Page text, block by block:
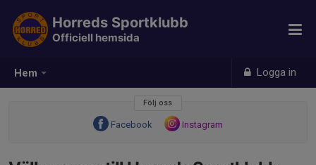
Hem Logga in
Horreds Sportklubb
Officiell hemsida
Följ oss
Facebook Instagram